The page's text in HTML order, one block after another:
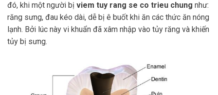
đó, khi một người bị viem tuy rang se co trieu chung như:
răng sưng, đau kéo dài, dễ bị ê buốt khi ăn các thức ăn nóng
lạnh. Bởi lúc này vi khuẩn đã xâm nhập vào tủy răng và khiến
tủy bị sưng.